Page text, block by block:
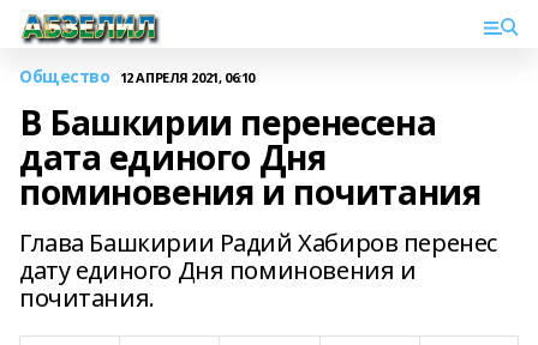
Общество 12 АПРЕЛЯ 2021, 06:10
В Башкирии перенесена
дата единого Дня
поминовения и почитания
Глава Башкирии Радий Хабиров перенес
дату единого Дня поминовения и
почитания.